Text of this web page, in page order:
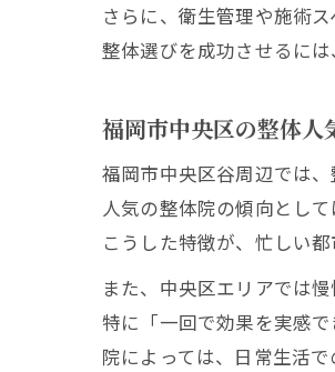
さらに、衛生管理や施術
整体選びを成功させるに
福岡市中央区の整体人
福岡市中央区谷周辺では
人気の整体院の傾向とし
こうした特徴が、忙しい
また、中央区エリアでは
特に「一回で効果を実感
院によっては、日常生活